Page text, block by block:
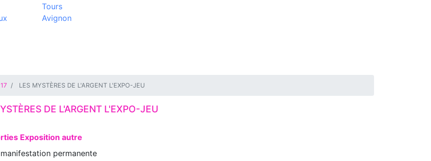
Tours
Avignon
LES MYSTÈRES DE L'ARGENT L'EXPO-JEU
DE L'ARGENT L'EXPO-JEU
Exposition autre
manifestation permanente